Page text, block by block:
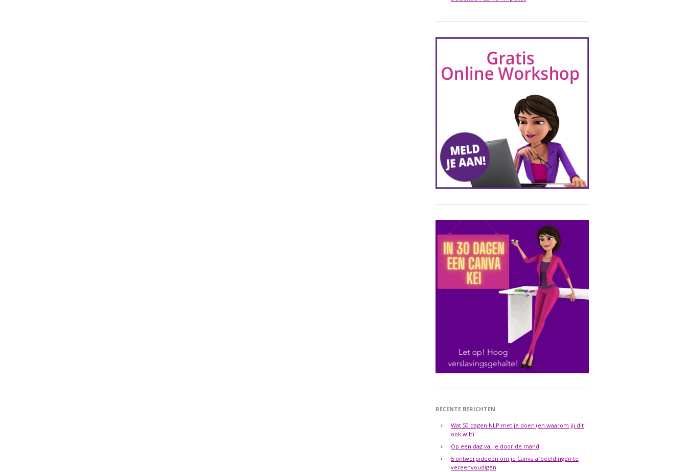
RECENTE BERICHTEN
Wat 50 dagen NLP met je doen (en waarom jij dit
ook wilt)
Op een dag val je door de mand
5 ontwerpideeën om je Canva afbeeldingen te
vereenvoudigen